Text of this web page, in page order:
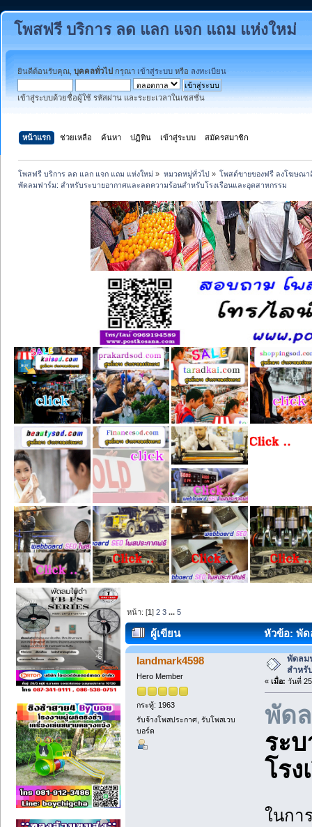
โพสฟรี บริการ ลด แลก แจก แถม แห่งใหม่
ยินดีต้อนรับคุณ, บุคคลทั่วไป กรุณา เข้าสู่ระบบ หรือ ลงทะเบียน
เข้าสู่ระบบด้วยชื่อผู้ใช้ รหัสผ่าน และระยะเวลาในเซสชั่น
หน้าแรก ช่วยเหลือ ค้นหา ปฏิทิน เข้าสู่ระบบ สมัครสมาชิก
โพสฟรี บริการ ลด แลก แจก แถม แห่งใหม่ » หมวดหมู่ทั่วไป» โพสต์ขายของฟรี ลงโฆษณา
พัดลมฟาร์ม: สำหรับระบายอากาศและลดความร้อนสำหรับโรงเรือนและอุตสาหกรรม
หน้า: [1]2 3 ...5
ผู้เขียน
หัวข้อ: พัด
(อ่าน 2311 ครั้ง)
landmark4598
Hero Member
กระทู้: 1963
รับจ้างโพสประกาศ, รับโพสเวบ
บอร์ด
พัดลม
สำหรั
« เมื่อ: วันที่
พัด
ระ
โร
ในกา